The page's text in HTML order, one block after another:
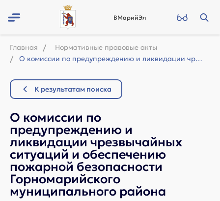
ВМарийЭл
Главная
Нормативные правовые акты
О комиссии по предупреждению и ликвидации чрезвычайных ситуаций и обеспечению по...
К результатам поиска
О комиссии по
предупреждению и
ликвидации чрезвычайных
ситуаций и обеспечению
пожарной безопасности
Горномарийского
муниципального района